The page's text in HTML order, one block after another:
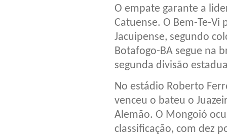
O empate garante a
Catuense. O Bem-Te-
Jacuipense, segundo
Botafogo-BA segue na
segunda divisão
No estádio Roberto
venceu o bateu o
Alemão. O Mongoió
classificação, com dez